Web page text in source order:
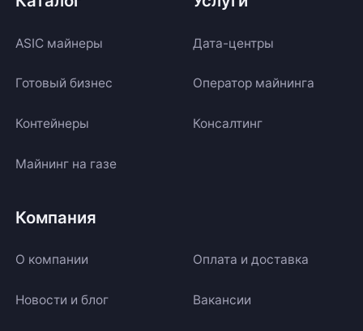
ASIC майнеры
Готовый бизнес
Контейнеры
Майнинг на газе
Дата-центры
Оператор майнинга
Консалтинг
Компания
О компании Оплата и доставка
Новости и блог Вакансии